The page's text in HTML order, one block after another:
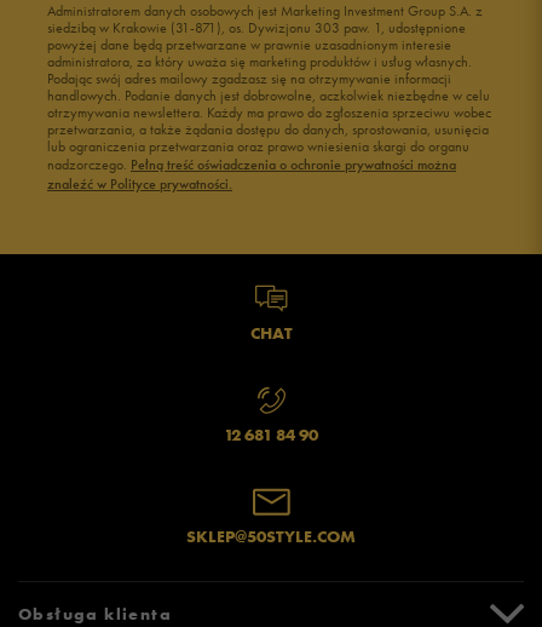
Administratorem danych osobowych jest Marketing Investment Group S.A. z
siedzibą w Krakowie (31-871), os. Dywizjonu 303 paw. 1, udostępnione
powyżej dane będą przetwarzane w prawnie uzasadnionym interesie
administratora, za który uważa się marketing produktów i usług własnych.
Podając swój adres mailowy zgadzasz się na otrzymywanie informacji
handlowych. Podanie danych jest dobrowolne, aczkolwiek niezbędne w celu
otrzymywania newslettera. Każdy ma prawo do zgłoszenia sprzeciwu wobec
przetwarzania, a także żądania dostępu do danych, sprostowania, usunięcia
lub ograniczenia przetwarzania oraz prawo wniesienia skargi do organu
nadzorczego. Pełną treść oświadczenia o ochronie prywatności można
znaleźć w Polityce prywatności.
CHAT
12 681 84 90
SKLEP@50STYLE.COM
Obsługa klienta